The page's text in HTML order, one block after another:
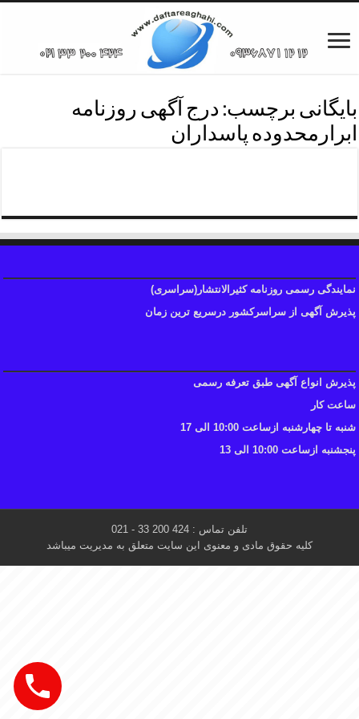
بایگانی برچسب: درج آگهی روزنامه
ابرارمحدوده پاسداران
نمایندگی رسمی روزنامه کثیرالانتشار(سراسری)
پذیرش آگهی از سراسرکشور درسریع ترین زمان
پذیرش انواع آگهی طبق تعرفه رسمی
ساعت کار
شنبه تا چهارشنبه ازساعت 10:00 الی 17
پنجشنبه ازساعت 10:00 الی 13
تلفن تماس : 424 200 33 - 021
کلیه حقوق مادی و معنوی این سایت متعلق به مدیریت میباشد